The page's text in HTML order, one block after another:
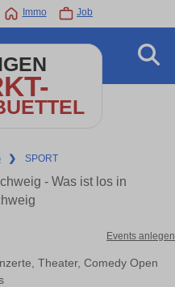
Immo Job
❯ SPORT
- Was ist los in
Events anlegen
Theater, Comedy Open